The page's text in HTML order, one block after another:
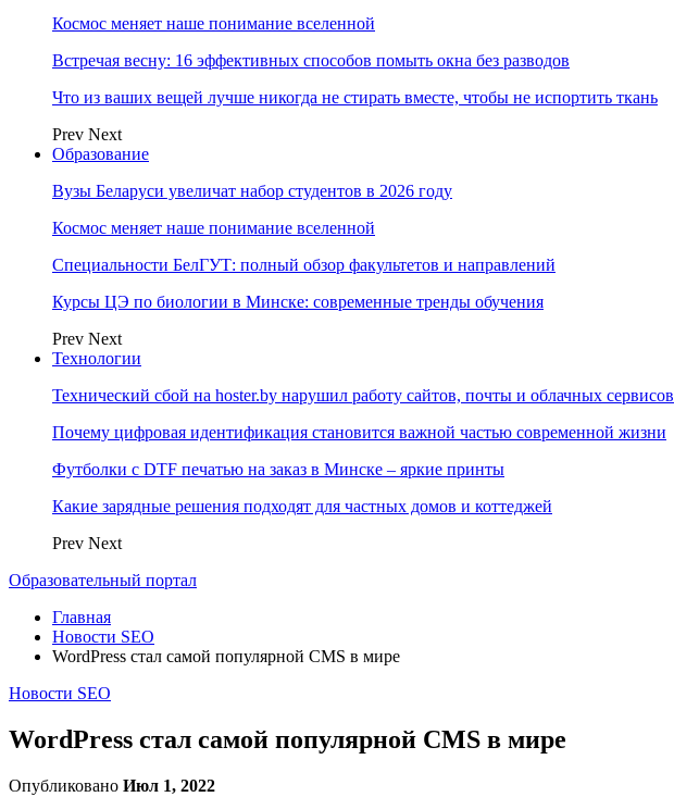
Космос меняет наше понимание вселенной
Встречая весну: 16 эффективных способов помыть окна без разводов
Что из ваших вещей лучше никогда не стирать вместе, чтобы не испортить ткань
Prev Next
Образование
Вузы Беларуси увеличат набор студентов в 2026 году
Космос меняет наше понимание вселенной
Специальности БелГУТ: полный обзор факультетов и направлений
Курсы ЦЭ по биологии в Минске: современные тренды обучения
Prev Next
Технологии
Технический сбой на hoster.by нарушил работу сайтов, почты и облачных сервисов
Почему цифровая идентификация становится важной частью современной жизни
Футболки с DTF печатью на заказ в Минске – яркие принты
Какие зарядные решения подходят для частных домов и коттеджей
Prev Next
Образовательный портал
Главная
Новости SEO
WordPress стал самой популярной CMS в мире
Новости SEO
WordPress стал самой популярной CMS в мире
Опубликовано Июл 1, 2022